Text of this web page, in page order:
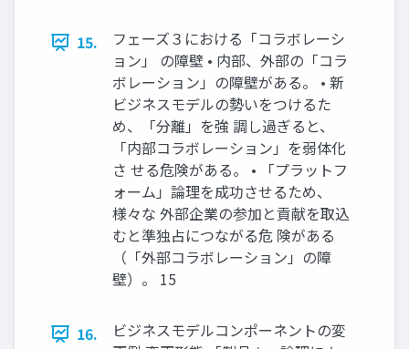
15.
フェーズ３における「コラボレーシ
ョン」 の障壁 • 内部、外部の「コラ
ボレーション」の障壁がある。 • 新
ビジネスモデルの勢いをつけるた
め、「分離」を強 調し過ぎると、
「内部コラボレーション」を弱体化
さ せる危険がある。 • 「プラットフ
ォーム」論理を成功させるため、
様々な 外部企業の参加と貢献を取込
むと準独占につながる危 険がある
（「外部コラボレーション」の障
壁）。 15
16.
ビジネスモデルコンポーネントの変